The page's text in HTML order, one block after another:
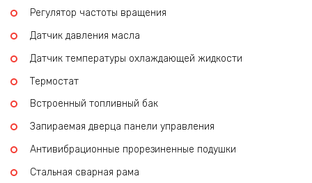
Регулятор частоты вращения
Датчик давления масла
Датчик температуры охлаждающей жидкости
Термостат
Встроенный топливный бак
Запираемая дверца панели управления
Антивибрационные прорезиненные подушки
Стальная сварная рама